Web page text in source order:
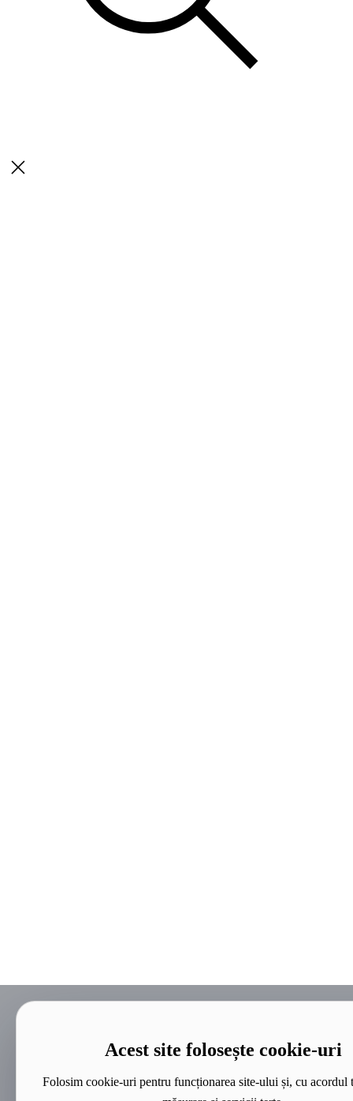
Acest site folosește cookie-uri
Folosim cookie-uri pentru funcționarea site-ului și, cu acordul